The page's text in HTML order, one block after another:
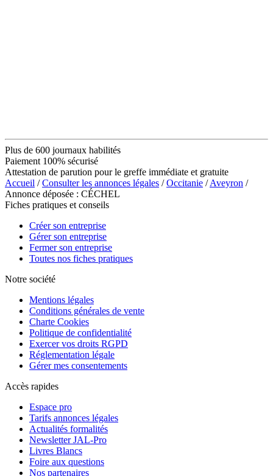
Plus de 600 journaux habilités
Paiement 100% sécurisé
Attestation de parution pour le greffe immédiate et gratuite
Accueil /Consulter les annonces légales /Occitanie /Aveyron /
Annonce déposée : CÉCHEL
Fiches pratiques et conseils
Créer son entreprise
Gérer son entreprise
Fermer son entreprise
Toutes nos fiches pratiques
Notre société
Mentions légales
Conditions générales de vente
Charte Cookies
Politique de confidentialité
Exercer vos droits RGPD
Réglementation légale
Gérer mes consentements
Accès rapides
Espace pro
Tarifs annonces légales
Actualités formalités
Newsletter JAL-Pro
Livres Blancs
Foire aux questions
Nos partenaires